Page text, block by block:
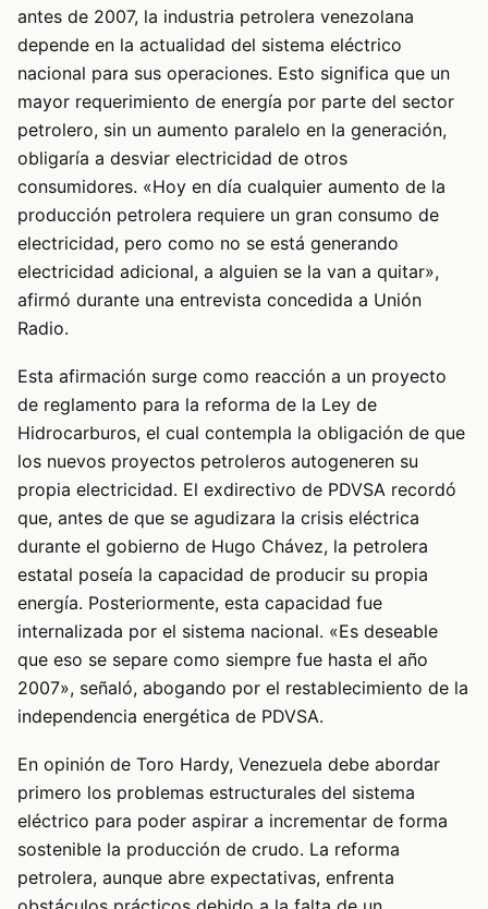
antes de 2007, la industria petrolera venezolana
depende en la actualidad del sistema eléctrico
nacional para sus operaciones. Esto significa que un
mayor requerimiento de energía por parte del sector
petrolero, sin un aumento paralelo en la generación,
obligaría a desviar electricidad de otros
consumidores. «Hoy en día cualquier aumento de la
producción petrolera requiere un gran consumo de
electricidad, pero como no se está generando
electricidad adicional, a alguien se la van a quitar»,
afirmó durante una entrevista concedida a Unión
Radio.
Esta afirmación surge como reacción a un proyecto
de reglamento para la reforma de la Ley de
Hidrocarburos, el cual contempla la obligación de que
los nuevos proyectos petroleros autogeneren su
propia electricidad. El exdirectivo de PDVSA recordó
que, antes de que se agudizara la crisis eléctrica
durante el gobierno de Hugo Chávez, la petrolera
estatal poseía la capacidad de producir su propia
energía. Posteriormente, esta capacidad fue
internalizada por el sistema nacional. «Es deseable
que eso se separe como siempre fue hasta el año
2007», señaló, abogando por el restablecimiento de la
independencia energética de PDVSA.
En opinión de Toro Hardy, Venezuela debe abordar
primero los problemas estructurales del sistema
eléctrico para poder aspirar a incrementar de forma
sostenible la producción de crudo. La reforma
petrolera, aunque abre expectativas, enfrenta